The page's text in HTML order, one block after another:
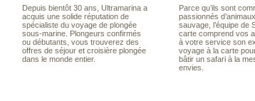
Depuis bientôt 30 ans, Ultramarina a
acquis une solide réputation de
spécialiste du voyage de plongée
sous-marine. Plongeurs confirmés
ou débutants, vous trouverez des
offres de séjour et croisière plongée
dans le monde entier.
Parce qu’ils sont
passionnés
sauvage, l’équipe de
carte comprend vos
à votre service son
voyage à la carte
bâtir un safari à la
envies.